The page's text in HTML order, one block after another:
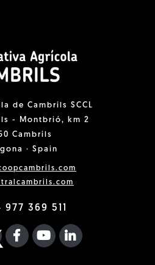
de Cambrils SCCL
- Montbrió, km 2
Cambrils
· Spain
977 369 511
TWITTER
FACEBOOK F
YOUTUBEFA LINKEDIN